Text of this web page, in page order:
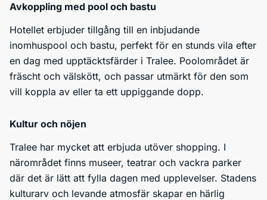
Avkoppling med pool och bastu
Hotellet erbjuder tillgång till en inbjudande
inomhuspool och bastu, perfekt för en stunds vila efter
en dag med upptäcktsfärder i Tralee. Poolområdet är
fräscht och välskött, och passar utmärkt för den som
vill koppla av eller ta ett uppiggande dopp.
Kultur och nöjen
Tralee har mycket att erbjuda utöver shopping. I
närområdet finns museer, teatrar och vackra parker
där det är lätt att fylla dagen med upplevelser. Stadens
kulturarv och levande atmosfär skapar en härlig